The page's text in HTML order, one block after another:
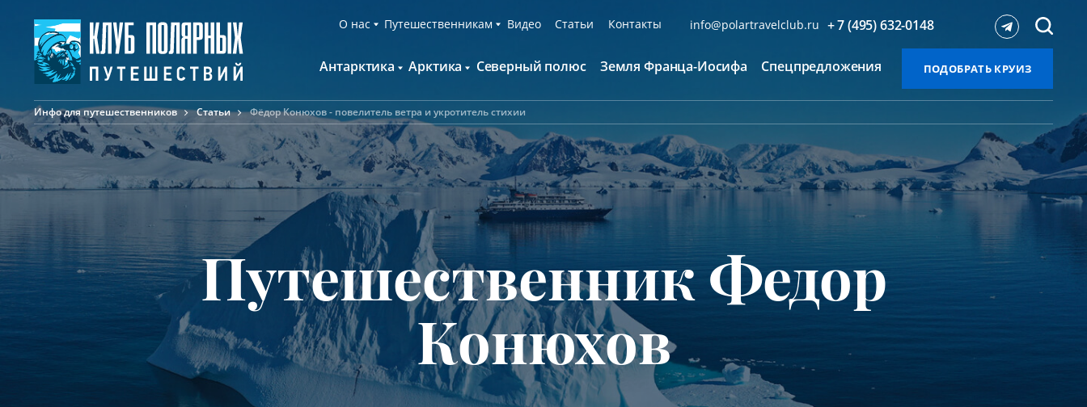
О нас
О компании
С нами путешествуют
Экспедиционная команда
Пресс-центр
Мы помогаем
Наши партнёры
Вакансии
Контакты
Обратная связь
Путешественникам
Русскоязычные группы
Наши суда
Дополнительные опции
Фирменная парка
Что брать с собой
Клуб привилегий
Каталоги
Отзывы
Вопросы и ответы
Специальные мероприятия
Подарочный сертификат
Видео Статьи Контакты info@polartravelclub.ru + 7 (495) 632-0148
Антарктика
Антарктида и Южный полярный круг
Континент Антарктида Классика
Континент Антарктида Новый год
Фолклендские о-ва и Южная Георгия
Фолклендские о-ва, Южная Георгия и
Антарктида
Арктика
Британские острова
Гренландия
Исландия
Шпицберген
Северный полюс Земля Франца-Иосифа Спецпредложения ПОДОБРАТЬ КРУИЗ
Инфо для путешественников Статьи Фёдор Конюхов - повелитель ветра и укротитель стихии
Путешественник Федор
Конюхов